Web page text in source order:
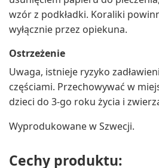
wzór z podkładki. Koraliki
wyłącznie przez opiekuna.
Ostrzeżenie
Uwaga, istnieje ryzyko
częściami. Przechowywać w
dzieci do 3-go roku życia i
Wyprodukowane w Szwecji.
Cechy produktu: